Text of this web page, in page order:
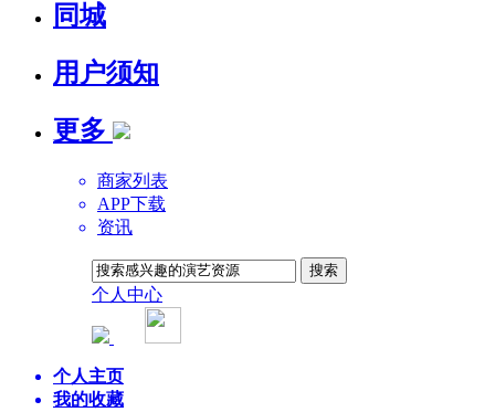
同城
用户须知
更多
商家列表
APP下载
资讯
个人中心
个人主页
我的收藏